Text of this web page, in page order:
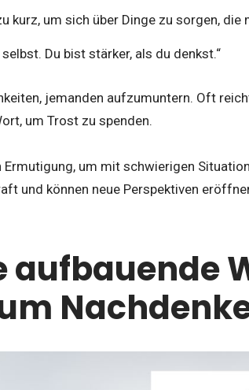
kurz, um sich über Dinge zu sorgen, die
selbst. Du bist stärker, als du denkst.“
jemanden aufzumuntern. Oft
um Trost zu spenden.
Ermutigung, um mit schwierigen
und können neue Perspektiven
aufbauende